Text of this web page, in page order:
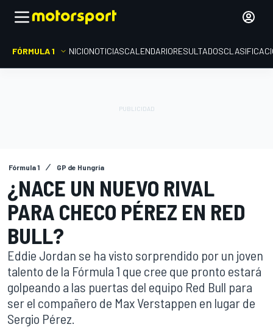
FÓRMULA 1 INICIONOTICIASCALENDARIORESULTADOS
Fórmula 1 GP de Hungría
¿NACE UN NUEVO RIVAL
PARA CHECO PÉREZ EN RED
BULL?
Eddie Jordan se ha visto sorprendido por un joven
talento de la Fórmula 1 que cree que pronto estará
golpeando a las puertas del equipo Red Bull para
ser el compañero de Max Verstappen en lugar de
Sergio Pérez.